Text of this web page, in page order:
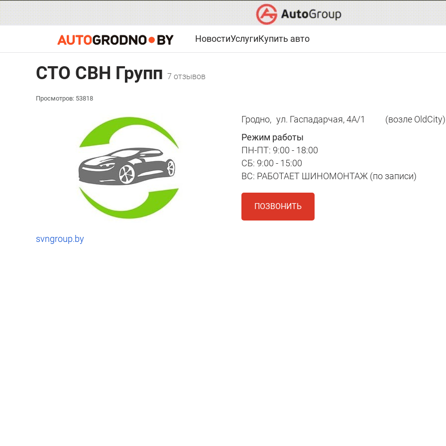
НовостиУслугиКупить авто
CTO СВН Групп 7 отзывов
Просмотров: 53818
Гродно, ул. Гаспадарчая, 4А/1
(возле OldCity)
Режим работы
ПН-ПТ: 9:00 - 18:00
СБ: 9:00 - 15:00
ВС: РАБОТАЕТ ШИНОМОНТАЖ (по записи)
ПОЗВОНИТЬ
svngroup.by